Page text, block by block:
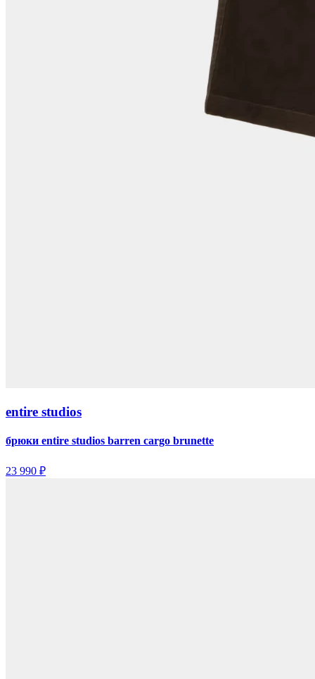
entire studios
брюки entire studios barren cargo brunette
23 990 ₽